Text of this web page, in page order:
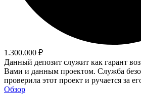
1.300.000 ₽
Данный депозит служит как гарант
Вами и данным проектом. Служба
проверила этот проект и ручается за
Обзор